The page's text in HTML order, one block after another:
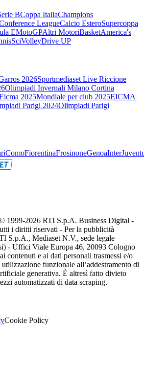
BCoppa ItaliaChampions
LeagueCalcio EsteroSupercoppa
EMotoGPAltri MotoriBasketAmerica's
SciVolleyDrive UP
2026Sportmediaset Live Riccione
Olimpiadi Invernali Milano Cortina
2025Mondiale per club 2025EICMA
Parigi 2024Olimpiadi Parigi
ComoFiorentinaFrosinoneGenoaInter
1999-2026 RTI S.p.A. Business Digital -
i diritti riservati - Per la pubblicità
S.p.A., Mediaset N.V., sede legale
- Uffici Viale Europa 46, 20093 Cologno
contenuti e ai dati personali trasmessi e/o
funzionale all’addestramento di
generativa. È altresì fatto divieto
automatizzati di data scraping.
Cookie Policy